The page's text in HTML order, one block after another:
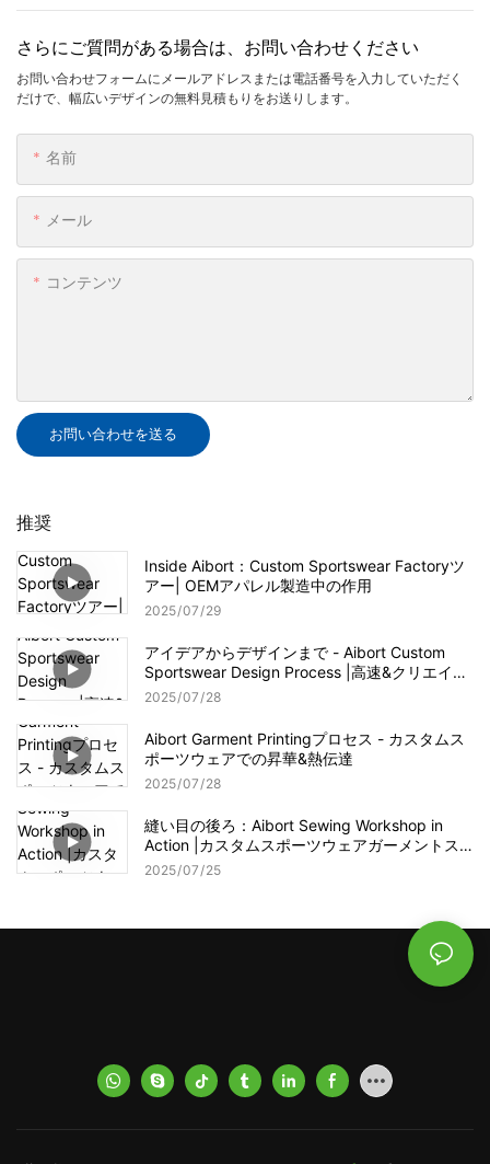
さらにご質問がある場合は、お問い合わせください
お問い合わせフォームにメールアドレスまたは電話番号を入力していただく
だけで、幅広いデザインの無料見積もりをお送りします。
名前
メール
コンテンツ
お問い合わせを送る
推奨
Inside Aibort：Custom Sportswear Factoryツ
アー| OEMアパレル製造中の作用
2025 07 29
アイデアからデザインまで - Aibort Custom
Sportswear Design Process |高速&クリエイテ
ィブOEMサービス
2025 07 28
Aibort Garment Printingプロセス - カスタムス
ポーツウェアでの昇華&熱伝達
2025 07 28
縫い目の後ろ：Aibort Sewing Workshop in
Action |カスタムスポーツウェアガーメントス
テッチプロセス
2025 07 25